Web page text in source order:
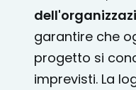
garantire che
progetto si
imprevisti. La